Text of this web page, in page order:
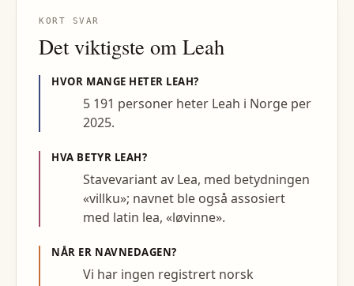
KORT SVAR
Det viktigste om Leah
HVOR MANGE HETER LEAH?
5 191 personer heter Leah i Norge per
2025.
HVA BETYR LEAH?
Stavevariant av Lea, med betydningen
«villku»; navnet ble også assosiert
med latin lea, «løvinne».
NÅR ER NAVNEDAGEN?
Vi har ingen registrert norsk